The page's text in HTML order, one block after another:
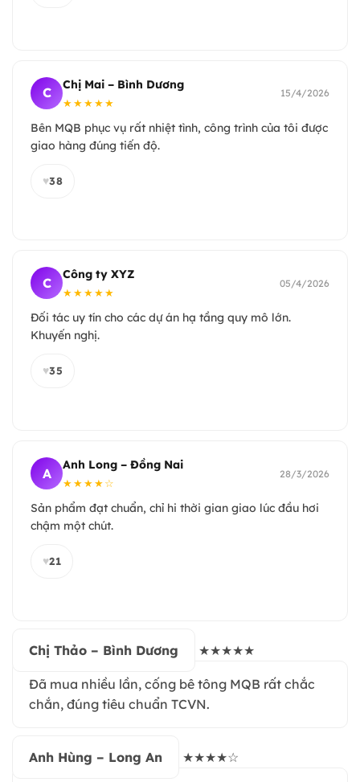
C
Chị Mai – Bình Dương
★★★★★
15/4/2026
Bên MQB phục vụ rất nhiệt tình, công trình của tôi được
giao hàng đúng tiến độ.
♥38
C
Công ty XYZ
★★★★★
05/4/2026
Đối tác uy tín cho các dự án hạ tầng quy mô lớn.
Khuyến nghị.
♥35
A
Anh Long – Đồng Nai
★★★★☆
28/3/2026
Sản phẩm đạt chuẩn, chỉ hi thời gian giao lúc đầu hơi
chậm một chút.
♥21
Chị Thảo – Bình Dương ★★★★★
Đã mua nhiều lần, cống bê tông MQB rất chắc
chắn, đúng tiêu chuẩn TCVN.
Anh Hùng – Long An ★★★★☆